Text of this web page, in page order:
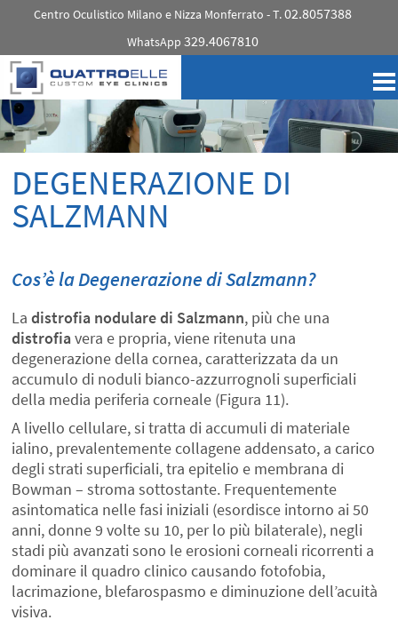
Centro Oculistico Milano e Nizza Monferrato - T.02.8057388
WhatsApp 329.4067810
DEGENERAZIONE DI
SALZMANN
Cos’è la Degenerazione di Salzmann?
Ladistrofia nodulare di Salzmann, più che una
distrofia vera e propria, viene ritenuta una
degenerazione della cornea, caratterizzata da un
accumulo di noduli bianco-azzurrognoli superficiali
della media periferia corneale (Figura 11).
A livello cellulare, si tratta di accumuli di materiale
ialino, prevalentemente collagene addensato, a carico
degli strati superficiali, tra epitelio e membrana di
Bowman – stroma sottostante. Frequentemente
asintomatica nelle fasi iniziali (esordisce intorno ai 50
anni, donne 9 volte su 10, per lo più bilaterale), negli
stadi più avanzati sono le erosioni corneali ricorrenti a
dominare il quadro clinico causando fotofobia,
lacrimazione, blefarospasmo e diminuzione dell’acuità
visiva.